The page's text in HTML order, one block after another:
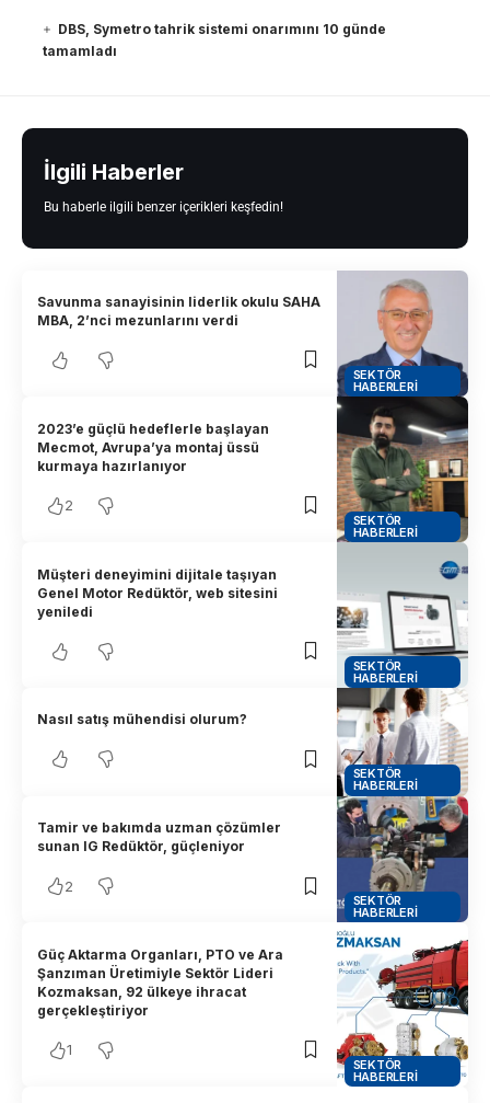
DBS, Symetro tahrik sistemi onarımını 10 günde
tamamladı
İlgili Haberler
Bu haberle ilgili benzer içerikleri keşfedin!
SEKTÖR
HABERLERI
Savunma sanayisinin liderlik okulu SAHA
MBA, 2’nci mezunlarını verdi
SEKTÖR
HABERLERI
2023’e güçlü hedeflerle başlayan
Mecmot, Avrupa’ya montaj üssü
kurmaya hazırlanıyor
2
SEKTÖR
HABERLERI
Müşteri deneyimini dijitale taşıyan
Genel Motor Redüktör, web sitesini
yeniledi
SEKTÖR
HABERLERI
Nasıl satış mühendisi olurum?
SEKTÖR
HABERLERI
Tamir ve bakımda uzman çözümler
sunan IG Redüktör, güçleniyor
2
SEKTÖR
HABERLERI
Güç Aktarma Organları, PTO ve Ara
Şanzıman Üretimiyle Sektör Lideri
Kozmaksan, 92 ülkeye ihracat
gerçekleştiriyor
1